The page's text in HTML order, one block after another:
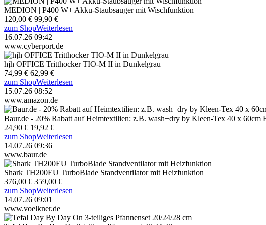
MEDION | P400 W+ Akku-Staubsauger mit Wischfunktion
120,00 € 99,90 €
zum ShopWeiterlesen
16.07.26 09:42
www.cyberport.de
hjh OFFICE Tritthocker TIO-M II in Dunkelgrau
74,99 € 62,99 €
zum ShopWeiterlesen
15.07.26 08:52
www.amazon.de
Baur.de - 20% Rabatt auf Heimtextilien: z.B. wash+dry by Kleen-Tex 40 x 60cm
24,90 € 19,92 €
zum ShopWeiterlesen
14.07.26 09:36
www.baur.de
Shark TH200EU TurboBlade Standventilator mit Heizfunktion
376,00 € 359,00 €
zum ShopWeiterlesen
14.07.26 09:01
www.voelkner.de